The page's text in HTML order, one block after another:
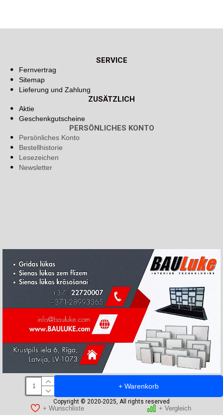
+ Warenkorb
+ Wunschliste + Vergleich
SERVICE
Fernvertrag
Sitemap
Lieferung und Zahlung
ZUSÄTZLICH
Aktie
Geschenkgutscheine
PERSÖNLICHES KONTO
Persönliches Konto
Bestellhistorie
Lesezeichen
Newsletter
Copyright © 2020-2025, All rights reserved